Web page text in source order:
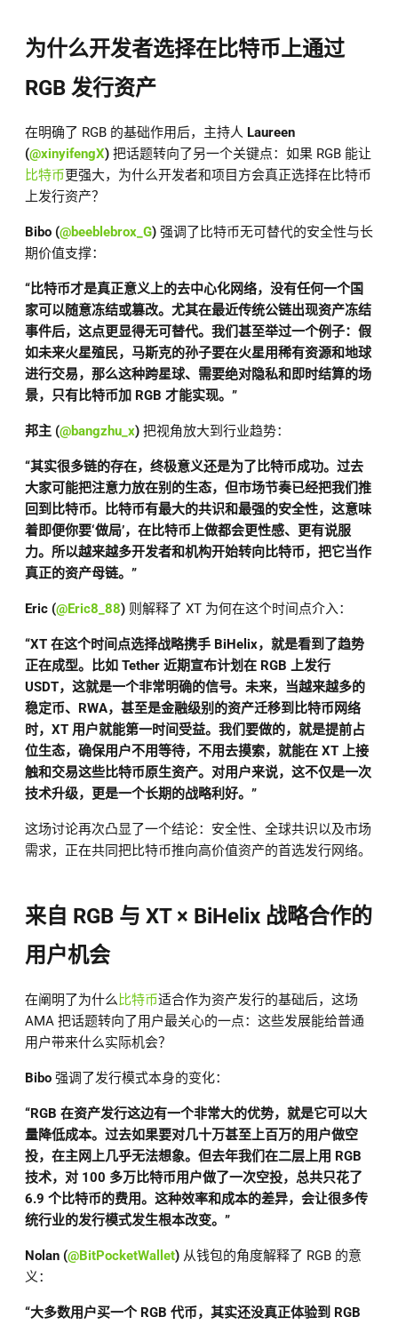
为什么开发者选择在比特币上通过
RGB 发行资产
在明确了 RGB 的基础作用后，主持人 Laureen
(@xinyifengX) 把话题转向了另一个关键点：如果 RGB 能让
比特币更强大，为什么开发者和项目方会真正选择在比特币
上发行资产？
Bibo (@beeblebrox_G) 强调了比特币无可替代的安全性与长
期价值支撑：
“比特币才是真正意义上的去中心化网络，没有任何一个国
家可以随意冻结或篡改。尤其在最近传统公链出现资产冻结
事件后，这点更显得无可替代。我们甚至举过一个例子：假
如未来火星殖民，马斯克的孙子要在火星用稀有资源和地球
进行交易，那么这种跨星球、需要绝对隐私和即时结算的场
景，只有比特币加 RGB 才能实现。”
邦主 (@bangzhu_x) 把视角放大到行业趋势：
“其实很多链的存在，终极意义还是为了比特币成功。过去
大家可能把注意力放在别的生态，但市场节奏已经把我们推
回到比特币。比特币有最大的共识和最强的安全性，这意味
着即便你要‘做局’，在比特币上做都会更性感、更有说服
力。所以越来越多开发者和机构开始转向比特币，把它当作
真正的资产母链。”
Eric (@Eric8_88) 则解释了 XT 为何在这个时间点介入：
“XT 在这个时间点选择战略携手 BiHelix，就是看到了趋势
正在成型。比如 Tether 近期宣布计划在 RGB 上发行
USDT，这就是一个非常明确的信号。未来，当越来越多的
稳定币、RWA，甚至是金融级别的资产迁移到比特币网络
时，XT 用户就能第一时间受益。我们要做的，就是提前占
位生态，确保用户不用等待，不用去摸索，就能在 XT 上接
触和交易这些比特币原生资产。对用户来说，这不仅是一次
技术升级，更是一个长期的战略利好。”
这场讨论再次凸显了一个结论：安全性、全球共识以及市场
需求，正在共同把比特币推向高价值资产的首选发行网络。
来自 RGB 与 XT × BiHelix 战略合作的
用户机会
在阐明了为什么 比特币适合作为资产发行的基础后，这场
AMA 把话题转向了用户最关心的一点：这些发展能给普通
用户带来什么实际机会？
Bibo 强调了发行模式本身的变化：
“RGB 在资产发行这边有一个非常大的优势，就是它可以大
量降低成本。过去如果要对几十万甚至上百万的用户做空
投，在主网上几乎无法想象。但去年我们在二层上用 RGB
技术，对 100 多万比特币用户做了一次空投，总共只花了
6.9 个比特币的费用。这种效率和成本的差异，会让很多传
统行业的发行模式发生根本改变。”
Nolan (@BitPocketWallet) 从钱包的角度解释了 RGB 的意
义：
“大多数用户买一个 RGB 代币，其实还没真正体验到 RGB